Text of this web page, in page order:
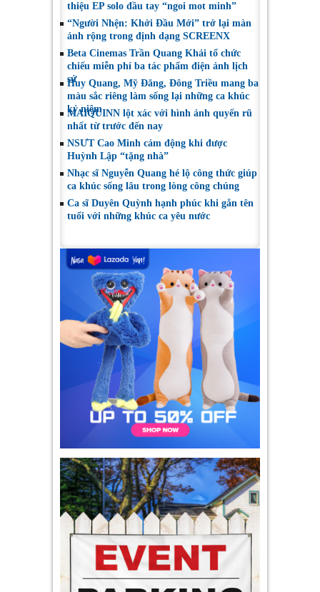
thiệu EP solo đầu tay “ngoi mot minh”
“Người Nhện: Khởi Đầu Mới” trở lại màn
ảnh rộng trong định dạng SCREENX
Beta Cinemas Trần Quang Khải tổ chức
chiếu miễn phí ba tác phẩm điện ảnh lịch
sử
Huy Quang, Mỹ Đăng, Đông Triều mang ba
màu sắc riêng làm sống lại những ca khúc
kỷ niệm
MAIQUINN lột xác với hình ảnh quyến rũ
nhất từ trước đến nay
NSƯT Cao Minh cảm động khi được
Huỳnh Lập “tặng nhà”
Nhạc sĩ Nguyễn Quang hé lộ công thức giúp
ca khúc sống lâu trong lòng công chúng
Ca sĩ Duyên Quỳnh hạnh phúc khi gắn tên
tuổi với những khúc ca yêu nước